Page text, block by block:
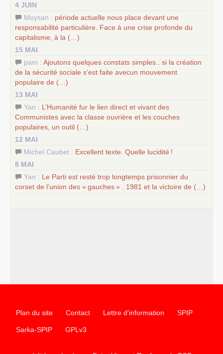
4 JUIN
Moysan : période actuelle nous place devant une
responsabilité particulière. Face à une crise profonde du
capitalisme, à la (…)
15 MAI
pam : Ajoutons quelques constats simples.. si la création
de la sécurité sociale s’est faite avecun mouvement
populaire de (…)
13 MAI
Yan : L’Humanité fur le lien direct et vivant des
Communistes avec la classe ouvrière et les couches
populaires, un outil (…)
12 MAI
Michel Caubet : Excellent texte. Quelle lucidité !
8 MAI
Yan : Le Parti est resté trop longtemps prisonnier du
corset de l’union des « gauches» . 1981 et la victoire de (…)
Plan du site Contact Lettre d'information SPIP
Sarka-SPIP GPLv3